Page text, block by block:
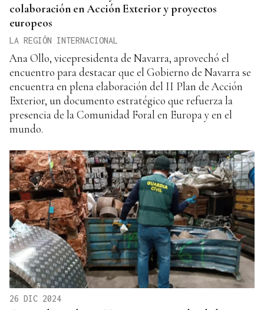
colaboración en Acción Exterior y proyectos
europeos
LA REGIÓN INTERNACIONAL
Ana Ollo, vicepresidenta de Navarra, aprovechó el
encuentro para destacar que el Gobierno de Navarra se
encuentra en plena elaboración del II Plan de Acción
Exterior, un documento estratégico que refuerza la
presencia de la Comunidad Foral en Europa y en el
mundo.
26 DIC 2024